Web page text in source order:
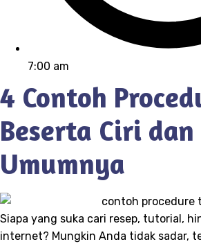
7:00 am
4 Contoh
Beserta Ciri
Umumnya
Siapa yang suka cari resep, tutorial,
internet? Mungkin Anda tidak sadar,